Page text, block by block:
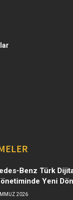
Benz Türk
Yeni
2026